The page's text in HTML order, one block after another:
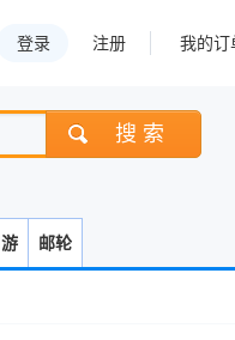
登录 注册 我的订
搜 索
邮轮